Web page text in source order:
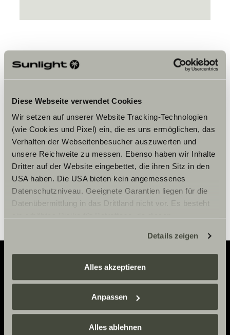
Diese Webseite verwendet Cookies
Wir setzen auf unserer Website Tracking-Technologien
(wie Cookies und Pixel) ein, die es uns ermöglichen, das
Verhalten der Webseitenbesucher auszuwerten und
unsere Reichweite zu messen. Ebenso haben wir Inhalte
Dritter auf der Website eingebettet, die ihren Sitz in den
USA haben. Die USA bieten kein angemessenes
Datenschutzniveau. Geeignete Garantien liegen für die
Datenübermittlung in das Drittland nicht vor. Es besteht
zustehen. Eingesetzte Dienstleister können Daten für
eigene Zwecke verarbeiten und mit anderen Daten
zusammenführen. Weitere Informationen finden Sie hier:
Datenschutzerklärung
einzelne Cookies/Dienste in den Einstellungen aus,
erteilen Sie uns Ihre Einwilligung zur Verarbeitung Ihrer
Daten zu den genannten Zwecken. Die Einwilligung ist
Details zeigen
Alles akzeptieren
Anpassen
Alles ablehnen
Per visualizzare il contenuto,
Impostazioni Cookie
Adventure
Now.